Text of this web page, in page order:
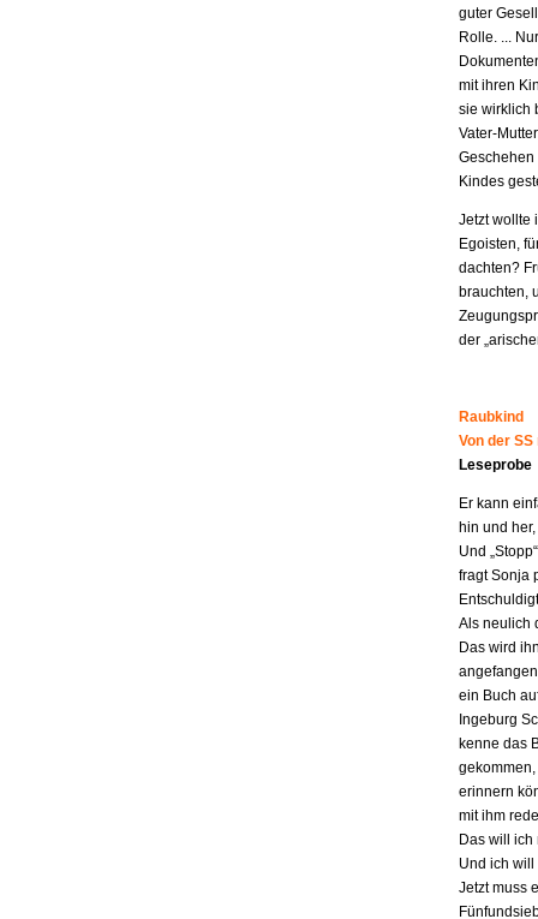
guter
Rolle. ...
mit ihren
sie wirklich
Vater-
Geschehen
Kindes
Jetzt wollte
Egoisten,
dachten?
brauchten,
der
Raubkind
Von der
Leseprobe
Er kann
hin und
Und
fragt Sonja
Als neulich
Das wird
ein Buch
Ingeburg
kenne das
erinnern
mit ihm
Das will
Und ich
Jetzt muss